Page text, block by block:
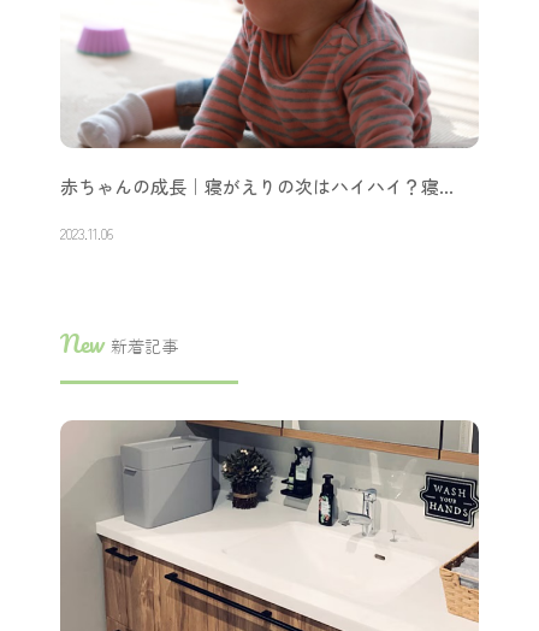
赤ちゃんの成長｜寝がえりの次はハイハイ？寝…
2023.11.06
New 新着記事